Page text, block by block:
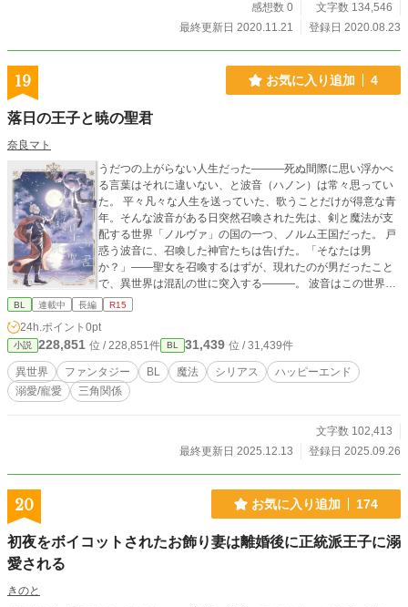
感想数 0
文字数 134,546
最終更新日 2020.11.21
登録日 2020.08.23
19 お気に入り追加 4
落日の王子と暁の聖君
奈良マト
うだつの上がらない人生だった―――死ぬ間際に思い浮かべ
る言葉はそれに違いない、と波音（ハノン）は常々思ってい
た。 平々凡々な人生を送っていた、歌うことだけが得意な青
年。そんな波音がある日突然召喚された先は、剣と魔法が支
配する世界「ノルヴァ」の国の一つ、ノルム王国だった。 戸
惑う波音に、召喚した神官たちは告げた。「そなたは男
か？」――聖女を召喚するはずが、現れたのが男だったこと
で、異世界は混乱の世に突入する―――。 波音はこの世界で
生き抜いて必ず元の世界へ戻ると決心するが、ノルム王国第
り…。 沈みゆく魔法の国と、次の世を担う王子と共に、波音
は壮大な冒険の旅へ出る―――。
BL 連載中 長編 R15
24h.ポイント 0pt
小説 228,851 位 / 228,851件 BL 31,439 位 / 31,439件
異世界 ファンタジー BL 魔法 シリアス
ハッピーエンド
溺愛/寵愛
三角関係
文字数 102,413
最終更新日 2025.12.13
登録日 2025.09.26
20 お気に入り追加 174
初夜をボイコットされたお飾り妻は離婚後に正統派王子に溺
愛される
きのと